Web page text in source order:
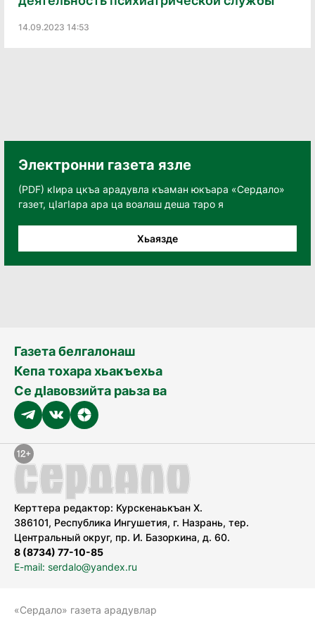
14.09.2023 14:53
Электронни газета язле
(PDF) кӀира цкъа арадувла къаман юкъара «Сердало»
газет, цӀагӀара ара ца воалаш деша таро я
Хьаязде
Газета белгалонаш
Кепа тохара хьакъехьа
Се дӀавовзийта раьза ва
Керттера редактор: Курскенаькъан Х.
386101, Республика Ингушетия, г. Назрань, тер.
Центральный округ, пр. И. Базоркина, д. 60.
8 (8734) 77-10-85
E-mail: serdalo@yandex.ru
«Сердало» газета арадувлар